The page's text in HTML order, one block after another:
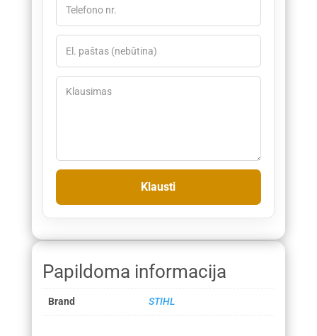
Papildoma informacija
Brand STIHL